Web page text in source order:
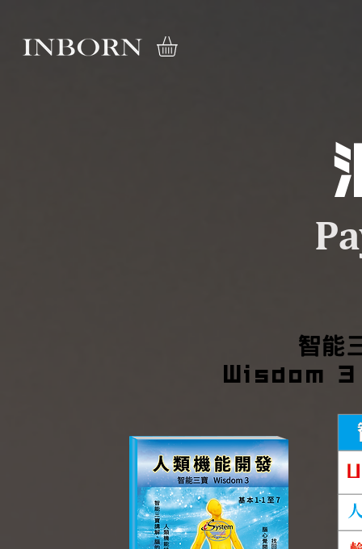
智能
Wisdom